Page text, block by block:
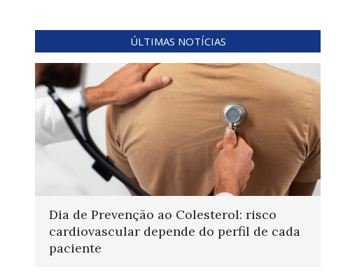
ÚLTIMAS NOTÍCIAS
Dia de Prevenção ao Colesterol: risco
cardiovascular depende do perfil de cada
paciente